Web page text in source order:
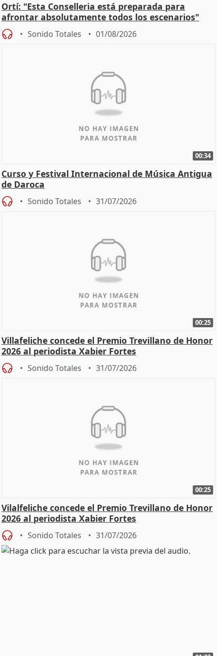
Ortí: "Esta Conselleria está preparada para
afrontar absolutamente todos los escenarios"
Sonido Totales 01/08/2026
00:34
Curso y Festival Internacional de Música Antigua
de Daroca
Sonido Totales 31/07/2026
00:25
Villafeliche concede el Premio Trevillano de Honor
2026 al periodista Xabier Fortes
Sonido Totales 31/07/2026
00:25
Vilalfeliche concede el Premio Trevillano de Honor
2026 al periodista Xabier Fortes
Sonido Totales 31/07/2026